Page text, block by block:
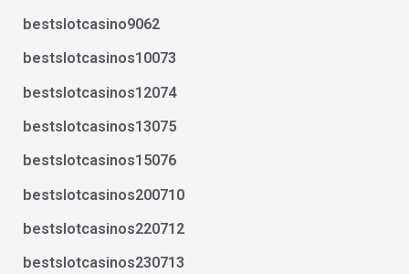
bestslotcasino9062
bestslotcasinos10073
bestslotcasinos12074
bestslotcasinos13075
bestslotcasinos15076
bestslotcasinos200710
bestslotcasinos220712
bestslotcasinos230713